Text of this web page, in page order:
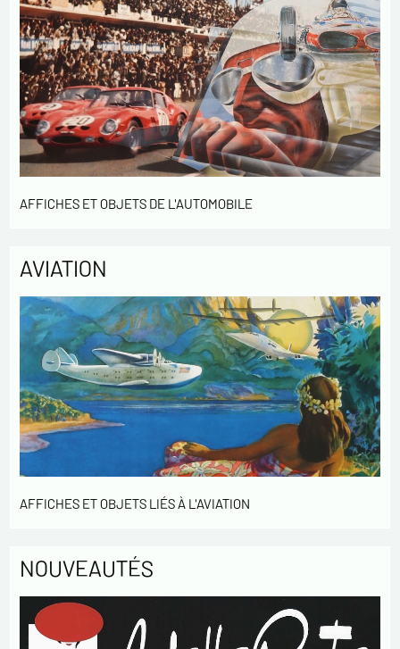
AFFICHES ET OBJETS DE L'AUTOMOBILE
AVIATION
AFFICHES ET OBJETS LIÉS À L'AVIATION
NOUVEAUTÉS